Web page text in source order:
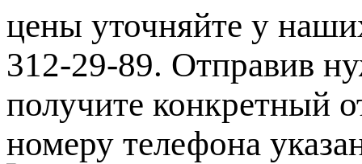
цены уточняйте у
312-29-89. Отправив
получите конкретный
номеру телефона